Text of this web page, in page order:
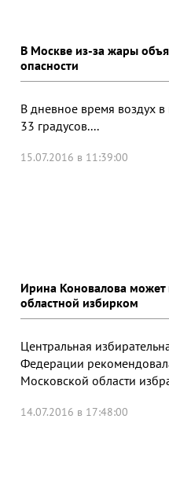
В Москве из-за жары
опасности
В дневное время воздух в
33 градусов....
15.07.2016 в 11:39:00
Ирина Коновалова может
областной избирком
Центральная
Федерации
Московской области
14.07.2016 в 17:48:00